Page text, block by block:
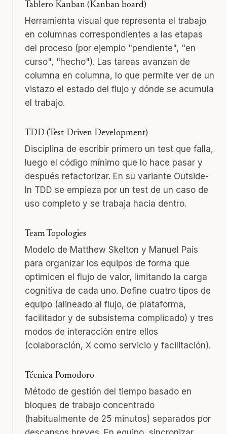
Tablero Kanban (Kanban board)
Herramienta visual que representa el trabajo
en columnas correspondientes a las etapas
del proceso (por ejemplo "pendiente", "en
curso", "hecho"). Las tareas avanzan de
columna en columna, lo que permite ver de un
vistazo el estado del flujo y dónde se acumula
el trabajo.
TDD (Test-Driven Development)
Disciplina de escribir primero un test que falla,
luego el código mínimo que lo hace pasar y
después refactorizar. En su variante Outside-
In TDD se empieza por un test de un caso de
uso completo y se trabaja hacia dentro.
Team Topologies
Modelo de Matthew Skelton y Manuel Pais
para organizar los equipos de forma que
optimicen el flujo de valor, limitando la carga
cognitiva de cada uno. Define cuatro tipos de
equipo (alineado al flujo, de plataforma,
facilitador y de subsistema complicado) y tres
modos de interacción entre ellos
(colaboración, X como servicio y facilitación).
Técnica Pomodoro
Método de gestión del tiempo basado en
bloques de trabajo concentrado
(habitualmente de 25 minutos) separados por